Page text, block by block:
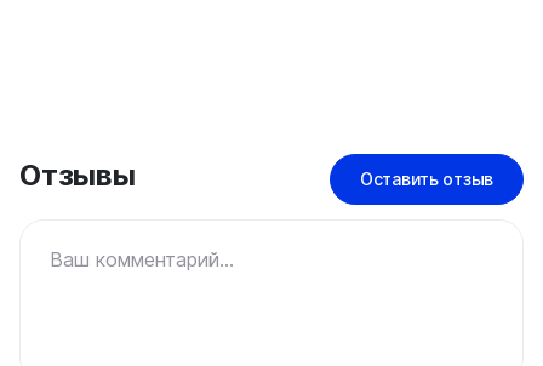
Отзывы Оставить отзыв
Ваш комментарий...